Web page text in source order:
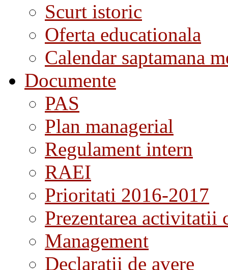
Scurt istoric
Oferta educationala
Calendar saptamana
Documente
PAS
Plan managerial
Regulament intern
RAEI
Prioritati 2016-2017
Prezentarea activitatii
Management
Declaratii de avere